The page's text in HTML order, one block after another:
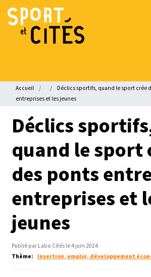
Aller
contenu
principal
Fil
d'Ariane
Accueil
Déclics sportifs, quand le sport crée
entreprises et les jeunes
Déclics
quand le sport
des ponts
entreprises et
jeunes
Publié par Labo Cités le 4 juin 2024
Thème
Insertion, emploi, développement